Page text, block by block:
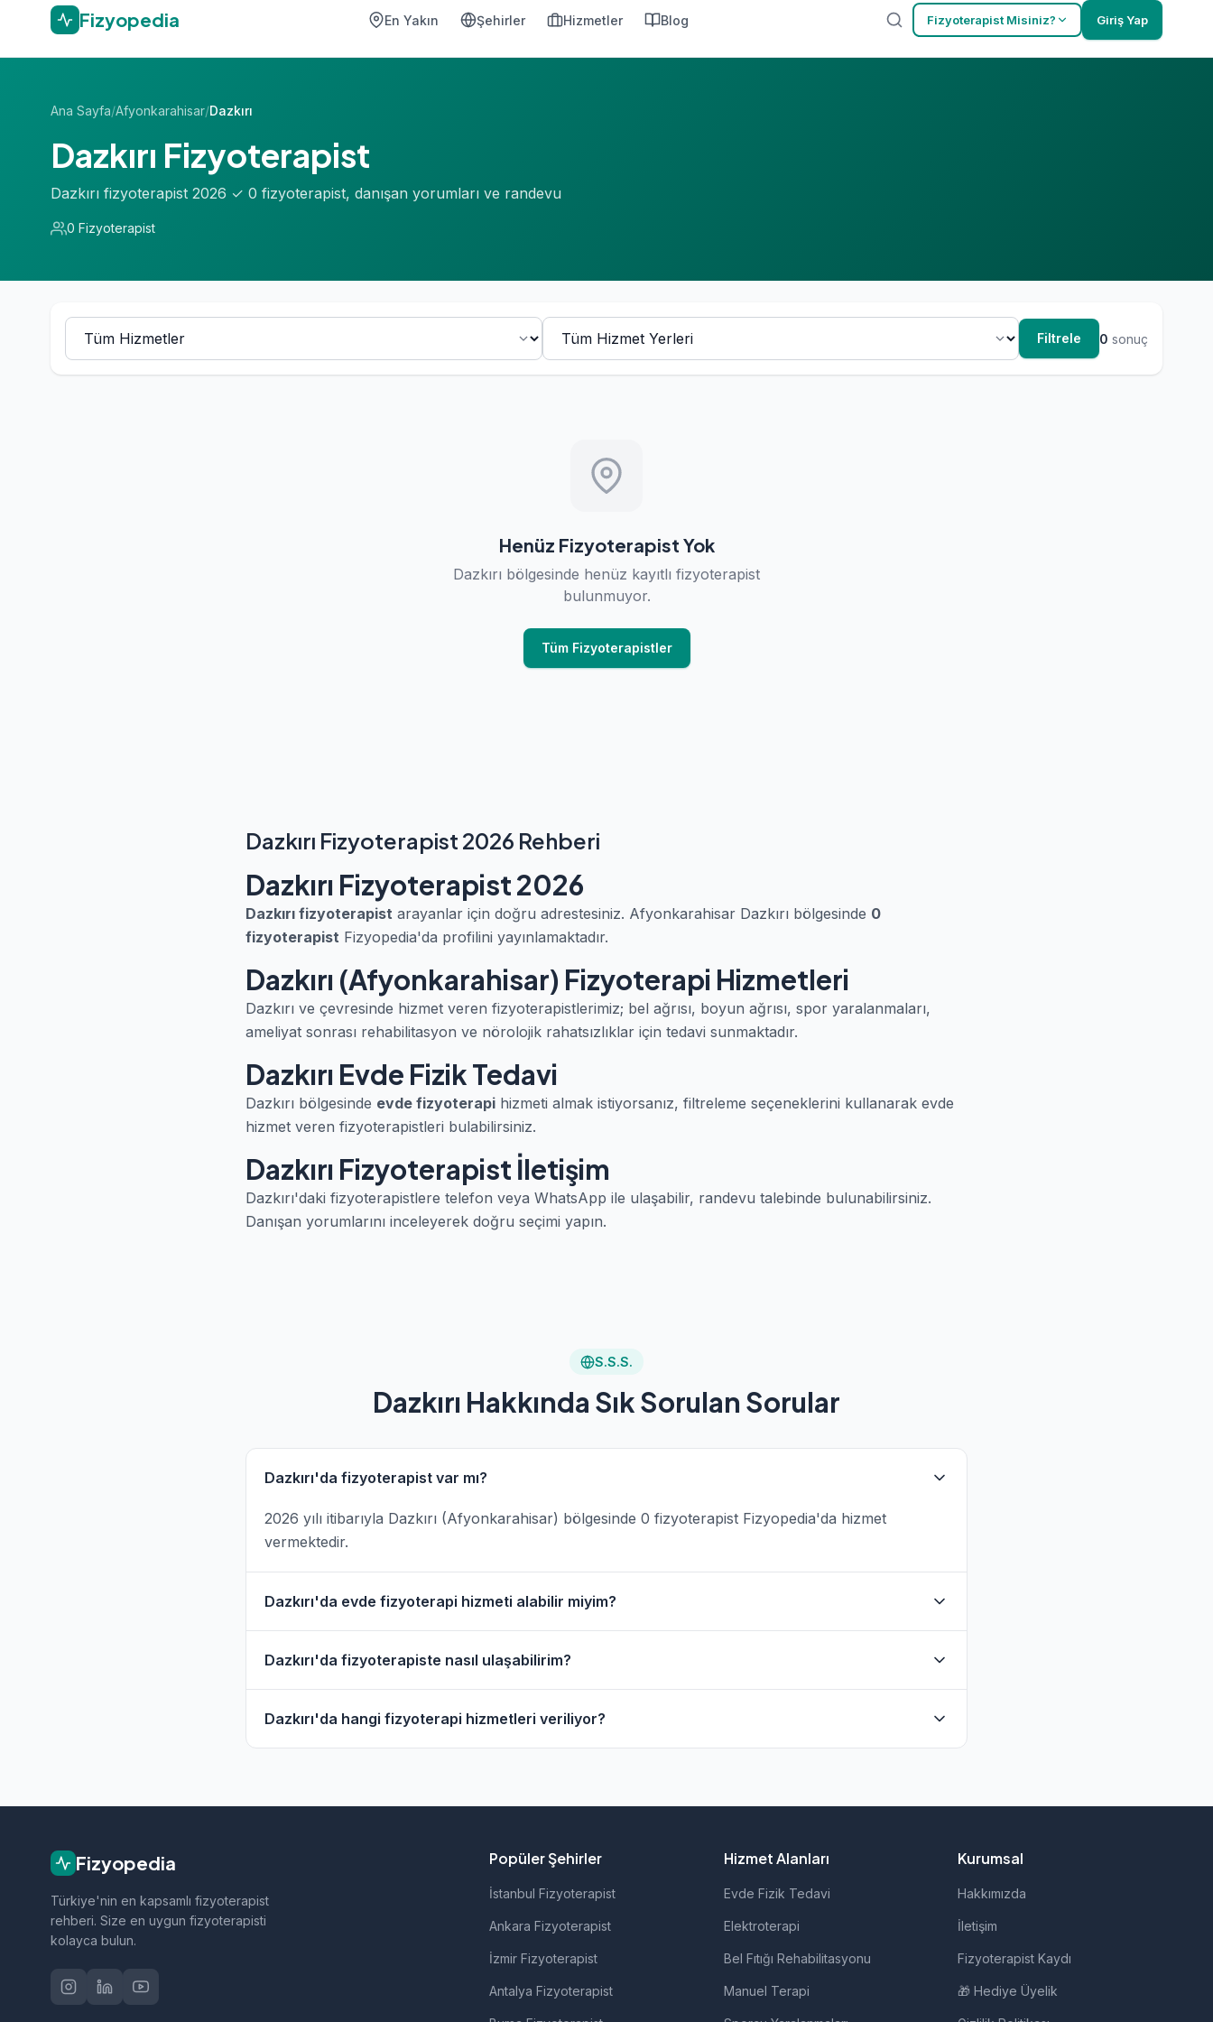
Fizyopedia En Yakın Şehirler Hizmetler Blog Fizyoterapist Misiniz? Giriş Yap
Ana Sayfa/Afyonkarahisar/Dazkırı
Dazkırı Fizyoterapist
Dazkırı fizyoterapist 2026 ✓ 0 fizyoterapist, danışan yorumları ve randevu
0 Fizyoterapist
Filtrele 0 sonuç
Henüz Fizyoterapist Yok
Dazkırı bölgesinde henüz kayıtlı fizyoterapist
bulunmuyor.
Tüm Fizyoterapistler
Dazkırı Fizyoterapist 2026 Rehberi
Dazkırı Fizyoterapist 2026
Dazkırı fizyoterapist arayanlar için doğru adrestesiniz. Afyonkarahisar Dazkırı bölgesinde 0
fizyoterapist Fizyopedia'da profilini yayınlamaktadır.
Dazkırı (Afyonkarahisar) Fizyoterapi Hizmetleri
Dazkırı ve çevresinde hizmet veren fizyoterapistlerimiz; bel ağrısı, boyun ağrısı, spor yaralanmaları,
ameliyat sonrası rehabilitasyon ve nörolojik rahatsızlıklar için tedavi sunmaktadır.
Dazkırı Evde Fizik Tedavi
Dazkırı bölgesinde evde fizyoterapi hizmeti almak istiyorsanız, filtreleme seçeneklerini kullanarak evde
hizmet veren fizyoterapistleri bulabilirsiniz.
Dazkırı Fizyoterapist İletişim
Dazkırı'daki fizyoterapistlere telefon veya WhatsApp ile ulaşabilir, randevu talebinde bulunabilirsiniz.
Danışan yorumlarını inceleyerek doğru seçimi yapın.
S.S.S.
Dazkırı Hakkında Sık Sorulan Sorular
Dazkırı'da fizyoterapist var mı?
2026 yılı itibarıyla Dazkırı (Afyonkarahisar) bölgesinde 0 fizyoterapist Fizyopedia'da hizmet
vermektedir.
Dazkırı'da evde fizyoterapi hizmeti alabilir miyim?
hizmet filtresini kullanarak bu fizyoterapistleri bulabilirsiniz.
Dazkırı'da fizyoterapiste nasıl ulaşabilirim?
geçebilirsiniz.
Dazkırı'da hangi fizyoterapi hizmetleri veriliyor?
Fizyopedia
Türkiye'nin en kapsamlı fizyoterapist
rehberi. Size en uygun fizyoterapisti
kolayca bulun.
Popüler Şehirler
İstanbul Fizyoterapist
Ankara Fizyoterapist
İzmir Fizyoterapist
Antalya Fizyoterapist
Hizmet Alanları
Evde Fizik Tedavi
Elektroterapi
Bel Fıtığı Rehabilitasyonu
Manuel Terapi
Kurumsal
Hakkımızda
İletişim
Fizyoterapist Kaydı
🎁 Hediye Üyelik